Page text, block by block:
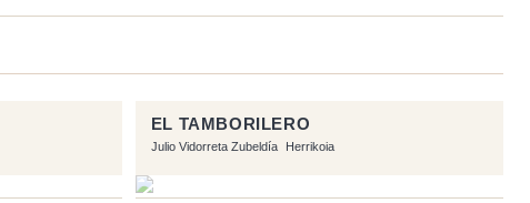
EL TAMBORILERO
Julio Vidorreta Zubeldía Herrikoia